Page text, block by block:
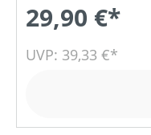
29,90 €*
UVP: 39,33 €*